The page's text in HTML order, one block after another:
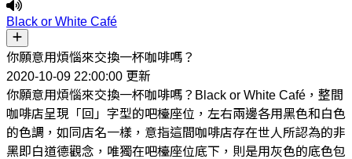
Black or White Café
你願意用煩惱來交換一杯咖啡嗎？
2020-10-09 22:00:00 更新
你願意用煩惱來交換一杯咖啡嗎？Black or White Café，整間
咖啡店呈現「回」字型的吧檯座位，左右兩邊各用黑色和白色
的色調，如同店名一樣，意指這間咖啡店存在世人所認為的非
黑即白道德觀念，唯獨在吧檯座位底下，則是用灰色的底色包